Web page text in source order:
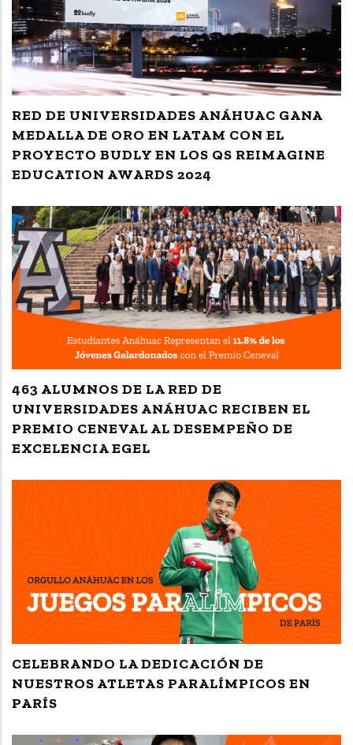
RED DE UNIVERSIDADES ANÁHUAC GANA
MEDALLA DE ORO EN LATAM CON EL
PROYECTO BUDLY EN LOS QS REIMAGINE
EDUCATION AWARDS 2024
463 ALUMNOS DE LA RED DE
UNIVERSIDADES ANÁHUAC RECIBEN EL
PREMIO CENEVAL AL DESEMPEÑO DE
EXCELENCIA EGEL
CELEBRANDO LA DEDICACIÓN DE
NUESTROS ATLETAS PARALÍMPICOS EN
PARÍS